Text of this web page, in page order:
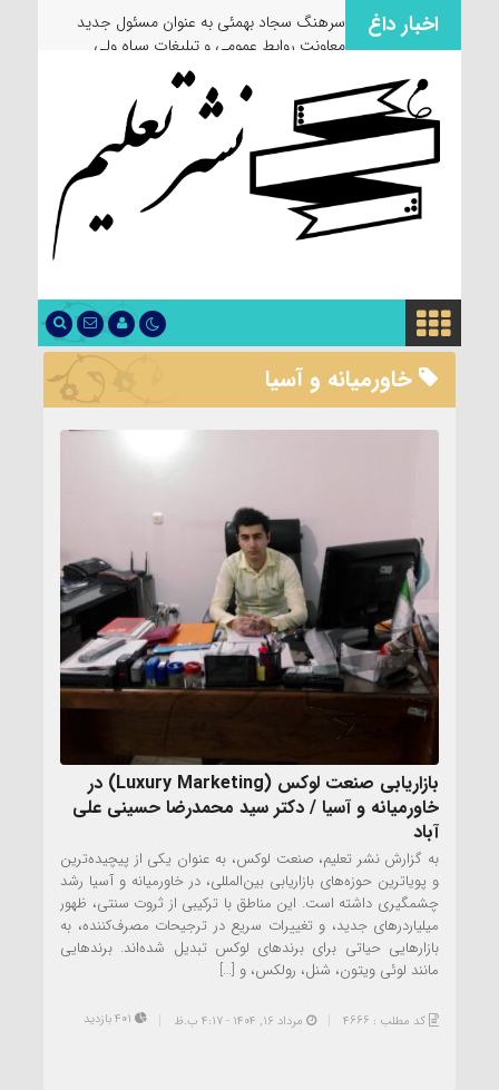
اخبار داغ
سرهنگ سجاد بهمئی به عنوان مسئول جدید
معاونت روابط عمومی و تبلیغات سپاه ولی
عصر(عج) خوزستان معرفی شد
خاورمیانه و آسیا
بازاریابی صنعت لوکس (Luxury Marketing) در
خاورمیانه و آسیا / دکتر سید محمدرضا حسینی علی
آباد
به گزارش نشر تعلیم، صنعت لوکس، به عنوان یکی از پیچیده‌ترین
و پویاترین حوزه‌های بازاریابی بین‌المللی، در خاورمیانه و آسیا رشد
چشمگیری داشته است. این مناطق با ترکیبی از ثروت سنتی، ظهور
میلیاردرهای جدید، و تغییرات سریع در ترجیحات مصرف‌کننده، به
بازارهایی حیاتی برای برندهای لوکس تبدیل شده‌اند. برندهایی
مانند لوئی ویتون، شنل، رولکس، و […]
کد مطلب : 4666 مرداد ۱۶, ۱۴۰۴ - 4:17 ب.ظ